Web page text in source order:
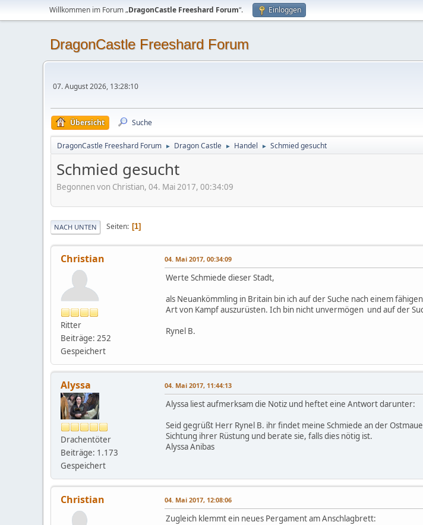
Willkommen im Forum „DragonCastle Freeshard Forum“. Einloggen
DragonCastle Freeshard Forum
07. August 2026, 13:28:10
Übersicht Suche
DragonCastle Freeshard Forum ► Dragon Castle ► Handel ► Schmied gesucht
Schmied gesucht
Begonnen von Christian, 04. Mai 2017, 00:34:09
NACH UNTEN Seiten 1
Christian
Ritter
Beiträge: 252
Gespeichert
04. Mai 2017, 00:34:09
Werte Schmiede dieser Stadt,
als Neuankömmling in Britain bin ich auf der Suche nach einem
Art von Kampf auszurüsten. Ich bin nicht unvermögen und auf der
Rynel B.
Alyssa
Drachentöter
Beiträge: 1.173
Gespeichert
04. Mai 2017, 11:44:13
Alyssa liest aufmerksam die Notiz und heftet eine Antwort darunter:
Seid gegrüßt Herr Rynel B. ihr findet meine Schmiede an der
Sichtung ihrer Rüstung und berate sie, falls dies nötig ist.
Alyssa Anibas
Christian 04. Mai 2017, 12:08:06
Zugleich klemmt ein neues Pergament am Anschlagbrett: